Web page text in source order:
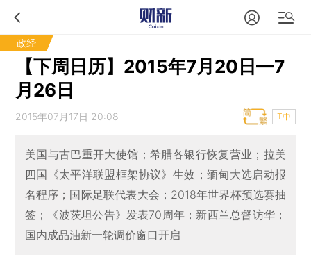
政经
【下周日历】2015年7月20日—7
月26日
2015年07月17日 20:08 T中
美国与古巴重开大使馆；希腊各银行恢复营业；拉美
四国《太平洋联盟框架协议》生效；缅甸大选启动报
名程序；国际足联代表大会；2018年世界杯预选赛抽
签；《波茨坦公告》发表70周年；新西兰总督访华；
国内成品油新一轮调价窗口开启